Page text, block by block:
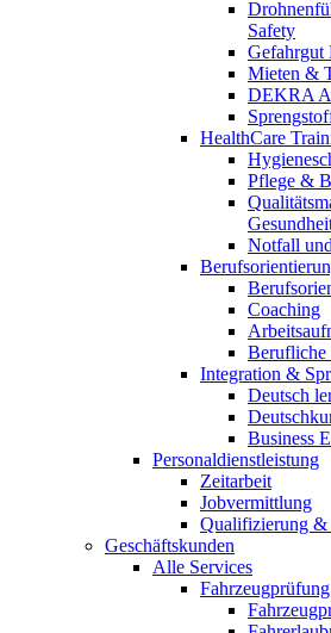
Safety
Gefahrgut
Mieten &
DEKRA
HealthCare
Pflege &
Notfall
Coaching
Berufliche
Integration &
Deutsch
Business
Personaldienstleistung
Zeitarbeit
Jobvermittlung
Qualifizierung &
Geschäftskunden
Alle Services